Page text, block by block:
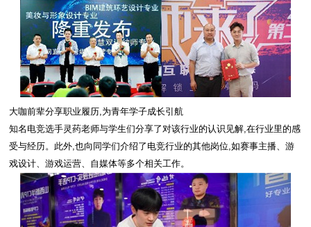
大咖前辈分享职业履历,为青年学子成长引航
知名电竞选手灵药老师与学生们分享了对该行业的认识见解,在行业里的感
受与经历。此外,也向同学们介绍了电竞行业的其他岗位,如赛事主播、游
戏设计、游戏运营、自媒体等多个相关工作。